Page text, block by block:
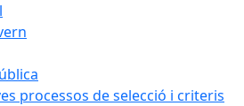
processos de selecció i criteris